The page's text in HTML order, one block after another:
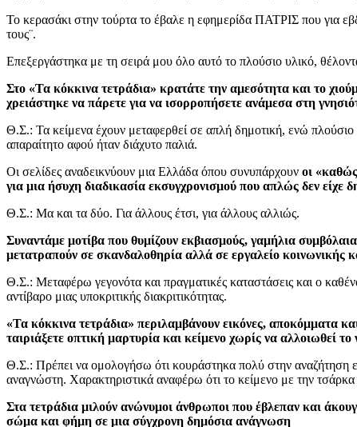
Το κερασάκι στην τούρτα το έβαλε η εφημερίδα ΠΑΤΡΙΣ που για
τους¨.
Επεξεργάστηκα με τη σειρά μου όλο αυτό το πλούσιο υλικό,
Στο «Τα κόκκινα τετράδια» κρατάτε την αμεσότητα και το
χρειάστηκε να πάρετε για να ισορροπήσετε ανάμεσα στη
Θ.Σ.: Τα κείμενα έχουν μεταφερθεί σε απλή δημοτική, ενώ πλούσιο
απαραίτητο αφού ήταν διάχυτο παλιά.
Οι σελίδες αναδεικνύουν μια Ελλάδα όπου συνυπάρχουν οι
για μια ήσυχη διαδικασία εκσυγχρονισμού που απλώς δεν είχε
Θ.Σ.: Μα και τα δύο. Για άλλους έτσι, για άλλους αλλιώς.
Συναντάμε μοτίβα που θυμίζουν εκβιασμούς, γαμήλια
μετατραπούν σε σκανδαλοθηρία αλλά σε εργαλείο κοινωνικής
Θ.Σ.: Μεταφέρω γεγονότα και πραγματικές καταστάσεις και ο
αντίβαρο μιας υποκριτικής διακριτικότητας.
«Τα κόκκινα τετράδια» περιλαμβάνουν εικόνες, αποκόμματα
ταιριάξετε οπτική μαρτυρία και κείμενο χωρίς να αλλοιωθεί
Θ.Σ.: Πρέπει να ομολογήσω ότι κουράστηκα πολύ στην αναζήτηση
αναγνώστη. Χαρακτηριστικά αναφέρω ότι το κείμενο με την
Στα τετράδια μιλούν ανώνυμοι άνθρωποι που έβλεπαν και
σώμα και φήμη σε μια σύγχρονη δημόσια ανάγνωση